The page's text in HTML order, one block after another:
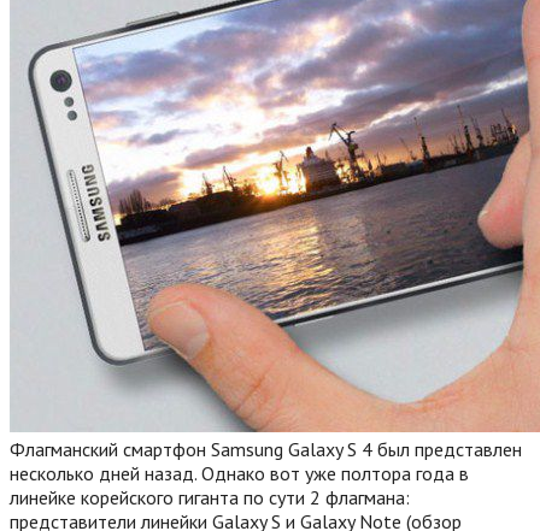
Флагманский смартфон Samsung Galaxy S 4 был представлен
несколько дней назад. Однако вот уже полтора года в
линейке корейского гиганта по сути 2 флагмана:
представители линейки Galaxy S и Galaxy Note (обзор